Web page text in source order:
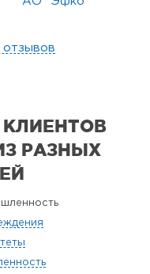
отзывов
РАЗНЫХ